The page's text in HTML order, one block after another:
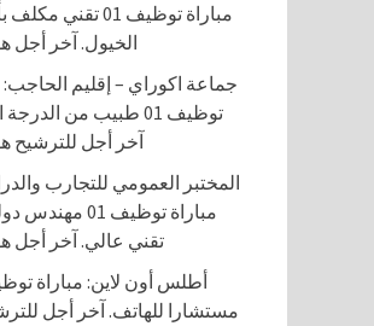
مباراة توظيف 01 تقني
الخيول. آخر أجل هو 06 يونيو
جماعة اكوراي – إقليم الحاجب:
توظيف 01 طبيب من
آخر أجل للترشيح هو 09 يونيو
المختبر العمومي للتجارب
تقني عالي. آخر أجل هو 02 يونيو
مستشارا للهاتف. آخر أجل